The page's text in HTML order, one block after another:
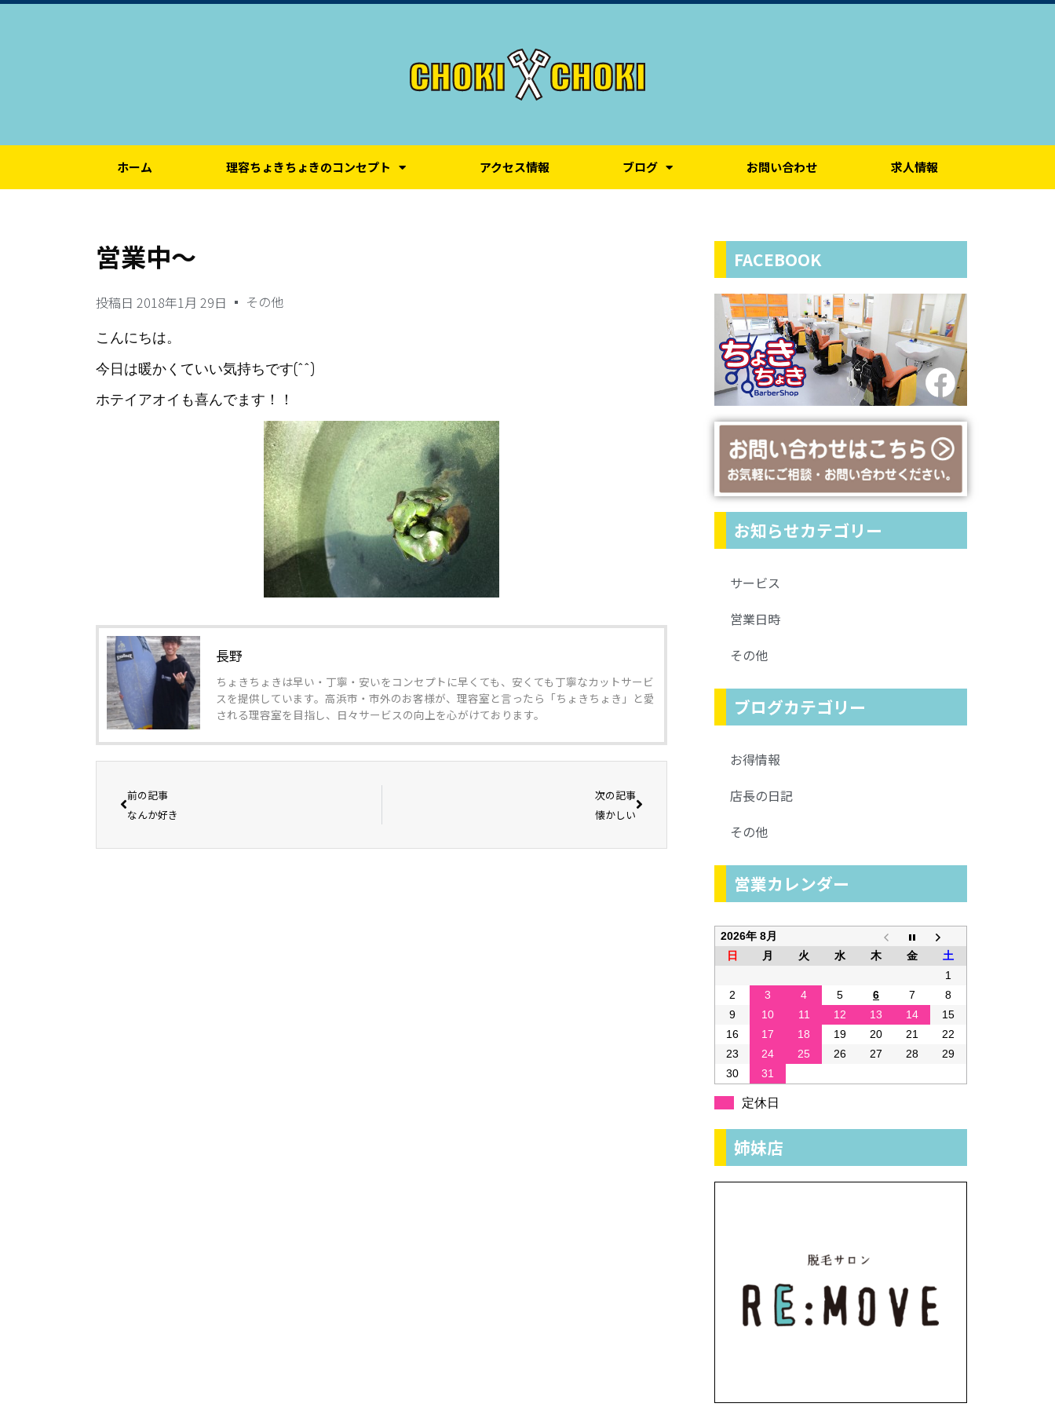
ホーム 理容ちょきちょきのコンセプト アクセス情報 ブログ お問い合わせ 求人情報
営業中〜
投稿日 2018年1月 29日 その他
こんにちは。
今日は暖かくていい気持ちです(^^)
ホテイアオイも喜んでます！！
長野
ちょきちょきは早い・丁寧・安いをコンセプトに早くても、安くても丁寧なカットサービ
スを提供しています。高浜市・市外のお客様が、理容室と言ったら「ちょきちょき」と愛
される理容室を目指し、日々サービスの向上を心がけております。
前の記事
なんか好き
次の記事
懐かしい
FACEBOOK
お知らせカテゴリー
サービス
営業日時
その他
ブログカテゴリー
お得情報
店長の日記
その他
営業カレンダー
2026年 8月
日
月 火 水 木 金
土
1
2
3 4 5 6 7
8
9
10 11 12 13 14
15
16
17 18 19 20 21
22
23
24 25 26 27 28
29
30
31
定休日
姉妹店